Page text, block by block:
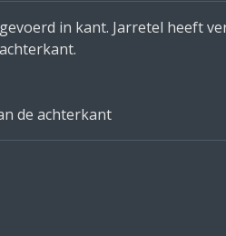
in kant. Jarretel heeft
de achterkant